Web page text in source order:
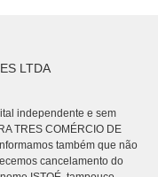
LTDA
independente e sem
TRES COMÉRCIO DE
também que não
cancelamento do